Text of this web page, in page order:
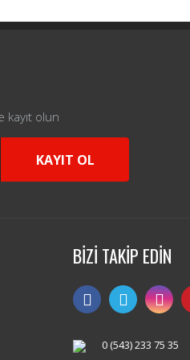
kayıt olun
KAYIT OL
BİZİ TAKİP EDİN
0 (543) 233 75 35